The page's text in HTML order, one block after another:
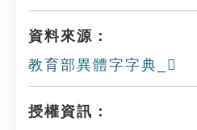
資料來源：
教育部異體字字典_𨆍
授權資訊：